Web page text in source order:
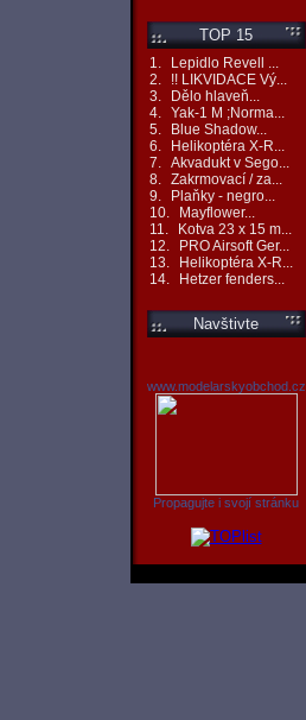
TOP 15
1.
Lepidlo Revell ...
2.
!! LIKVIDACE Vý...
3.
Dělo hlaveň...
4. Yak-1 M ;Norma...
5.
Blue Shadow...
6.
Helikoptéra X-R...
7. Akvadukt v Sego...
8. Zakrmovací / za...
9.
Plaňky - negro...
10.
Mayflower...
11.
Kotva 23 x 15 m...
12.
PRO Airsoft Ger...
13.
Helikoptéra X-R...
14.
Hetzer fenders...
Navštivte
www.modelarskyobchod.cz
Propagujte i svojí stránku